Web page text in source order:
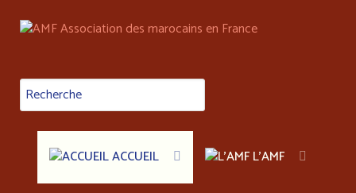
ACCUEIL L'AMF